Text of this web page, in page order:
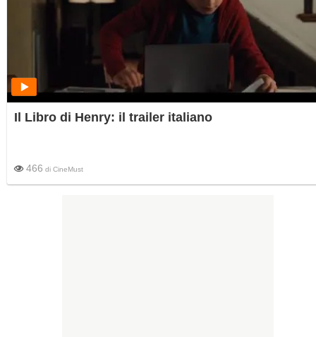
Il Libro di Henry: il trailer italiano
466 di CineMust